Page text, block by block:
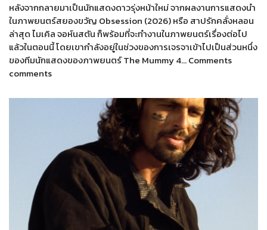
หลังจากกลายมาเป็นนักแสดงดาวรุ่งหน้าใหม่ จากผลงานการแสดงนำ
ในภาพยนตร์สยองขวัญ Obsession (2026) หรือ สาปรักคลั่งหลอน
ล่าสุด ไมเคิล จอห์นสตัน ก็พร้อมที่จะทำงานในภาพยนตร์เรื่องต่อไป
แล้วในตอนนี้ โดยเขากำลังอยู่ในช่วงของการเจรจาเข้าไปเป็นส่วนหนึ่ง
ของทีมนักแสดงของภาพยนตร์ The Mummy 4… Comments
comments